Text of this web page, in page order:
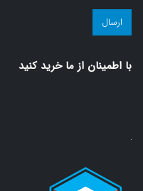
مجله
سلامت!
با اطمينان از ما خريد كنيد